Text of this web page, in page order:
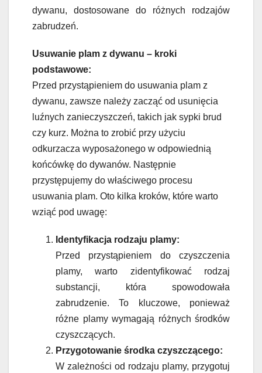
dywanu, dostosowane do różnych rodzajów
zabrudzeń.
Usuwanie plam z dywanu – kroki
podstawowe:
Przed przystąpieniem do usuwania plam z
dywanu, zawsze należy zacząć od usunięcia
luźnych zanieczyszczeń, takich jak sypki brud
czy kurz. Można to zrobić przy użyciu
odkurzacza wyposażonego w odpowiednią
końcówkę do dywanów. Następnie
przystępujemy do właściwego procesu
usuwania plam. Oto kilka kroków, które warto
wziąć pod uwagę:
Identyfikacja rodzaju plamy:
Przed przystąpieniem do czyszczenia
plamy, warto zidentyfikować rodzaj
substancji, która spowodowała
zabrudzenie. To kluczowe, ponieważ
różne plamy wymagają różnych środków
czyszczących.
Przygotowanie środka czyszczącego:
W zależności od rodzaju plamy, przygotuj